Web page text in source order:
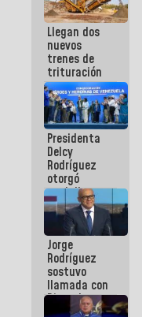
porque lo
que haces
es
embarrarla
Llegan dos
nuevos
trenes de
trituración
para
optimizar
manejo de
escombros
en La Guaira
Presidenta
Delcy
Rodríguez
otorgó
medalla
"Héroe de
Venezuela"
a servidores
públicos
Jorge
Rodríguez
sostuvo
llamada con
Dinorah
Figuera y